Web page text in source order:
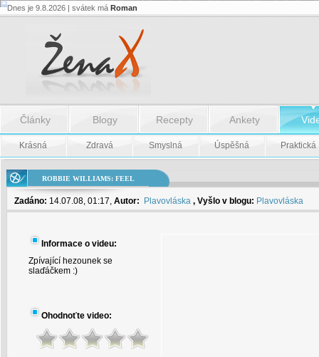
Robbie
Dnes je 9.8.2026 | svátek má Roman
Články Blogy Recepty Ankety
Krásná Zdravá Smyslná Úspěšná Praktická
ROBBIE WILLIAMS: FEEL
Zadáno: 14.07.08, 01:17, Autor: Plavovláska , Vyšlo v blogu: Plavovláska
Informace o videu:
Zpívající hezounek se
slaďáčkem :)
Ohodnoťte video: